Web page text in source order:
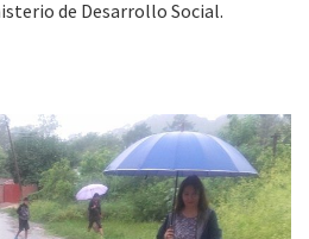
de Desarrollo Social.